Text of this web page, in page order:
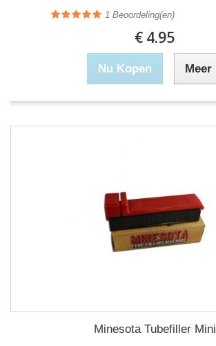
1 Beoordeling(en)
€ 4.95
Nu Kopen Meer
Minesota Tubefiller Mini